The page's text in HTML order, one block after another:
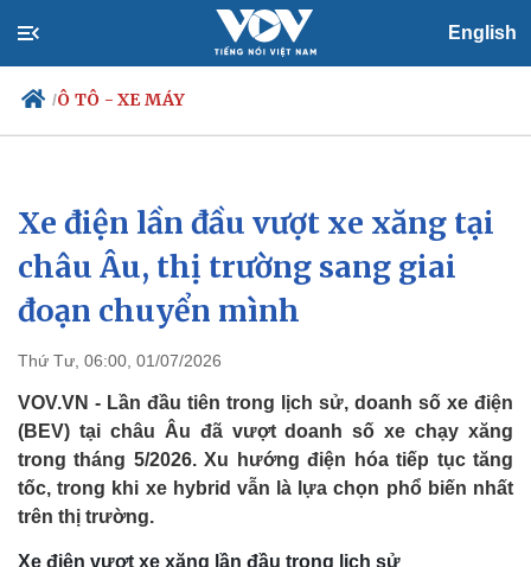
English
/Ô TÔ - XE MÁY
Chính trị
Đảng
Tổ chức nhân sự
Quốc hội
Nhận diện sự thật
Xã hội
Dự báo thời tiết
Giáo dục
Xe điện lần đầu vượt xe xăng tại
châu Âu, thị trường sang giai
đoạn chuyển mình
Thứ Tư, 06:00, 01/07/2026
VOV.VN - Lần đầu tiên trong lịch sử, doanh số xe điện
(BEV) tại châu Âu đã vượt doanh số xe chạy xăng
trong tháng 5/2026. Xu hướng điện hóa tiếp tục tăng
tốc, trong khi xe hybrid vẫn là lựa chọn phổ biến nhất
trên thị trường.
Xe điện vượt xe xăng lần đầu trong lịch sử